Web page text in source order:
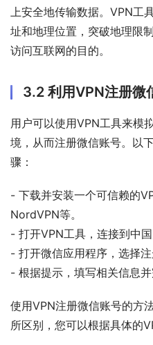
上安全地传输数据。VPN工
址和地理位置，突破地理限
访问互联网的目的。
3.2 利用VPN注册微
用户可以使用VPN工具来模
境，从而注册微信账号。以
骤：
- 下载并安装一个可信赖的
NordVPN等。
- 打开VPN工具，连接到中国
- 打开微信应用程序，选择注
- 根据提示，填写相关信息并
使用VPN注册微信账号的方
所区别，您可以根据具体的